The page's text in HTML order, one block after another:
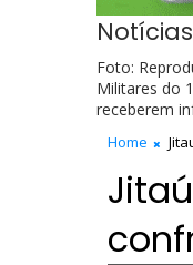
Foto:
Militares do
receberem
Home